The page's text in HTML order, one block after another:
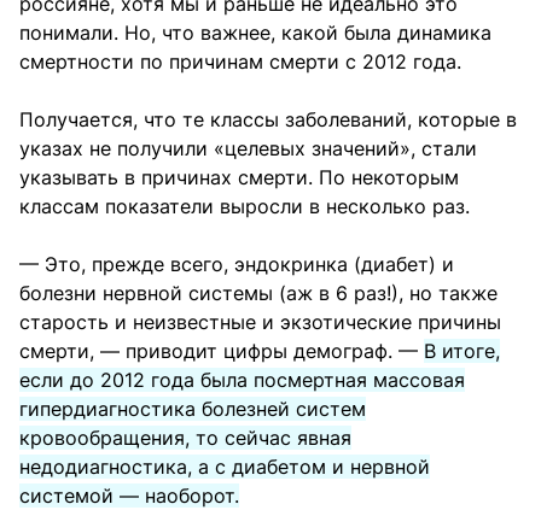
понимали. Но, что важнее, какой была динамика
смертности по причинам смерти с 2012 года.
Получается, что те классы заболеваний, которые в
указах не получили «целевых значений», стали
указывать в причинах смерти. По некоторым
классам показатели выросли в несколько раз.
— Это, прежде всего, эндокринка (диабет) и
болезни нервной системы (аж в 6 раз!), но также
старость и неизвестные и экзотические причины
смерти, — приводит цифры демограф. — В итоге,
если до 2012 года была посмертная массовая
гипердиагностика болезней систем
кровообращения, то сейчас явная
недодиагностика, а с диабетом и нервной
системой — наоборот.